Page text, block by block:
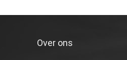
Over ons